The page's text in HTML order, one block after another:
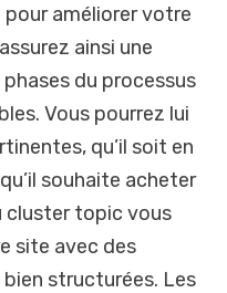
améliorer votre
ainsi une
phases du processus
Vous pourrez lui
qu’il soit en
souhaite acheter
cluster topic vous
site avec des
structurées. Les